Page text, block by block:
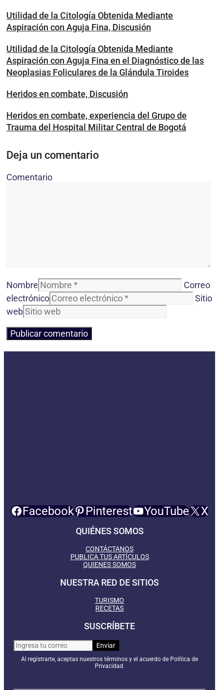
Utilidad de la Citología Obtenida Mediante
Aspiración con Aguja Fina, Discusión
Utilidad de la Citología Obtenida Mediante
Aspiración con Aguja Fina en el Diagnóstico de las
Neoplasias Foliculares de la Glándula Tiroides
Heridos en combate, Discusión
Heridos en combate, experiencia del Grupo de
Trauma del Hospital Militar Central de Bogotá
Deja un comentario
Comentario
Nombre
Correo
electrónico
Sitio
web
Facebook Pinterest YouTube X
QUIÉNES SOMOS
CONTÁCTANOS
PUBLICA TUS ARTÍCULOS
QUIENES SOMOS
NUESTRA RED DE SITIOS
TURISMO
RECETAS
SUSCRÍBETE
Al registrarte, aceptas nuestros términos y el acuerdo de Política de
Privacidad.